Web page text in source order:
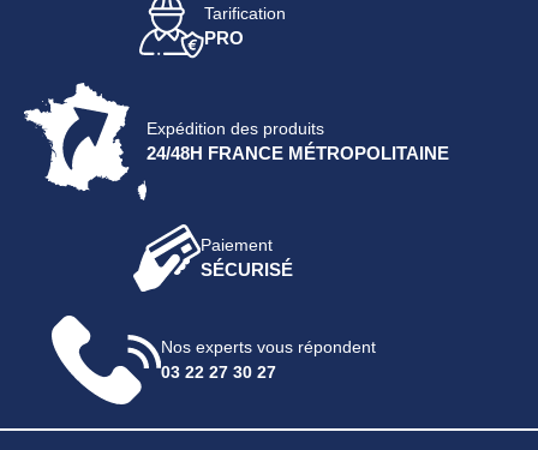
Tarification
PRO
Expédition des produits
24/48H FRANCE MÉTROPOLITAINE
Paiement
SÉCURISÉ
Nos experts vous répondent
03 22 27 30 27